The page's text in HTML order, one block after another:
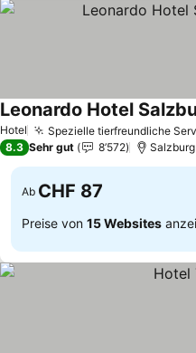
Hotel Spezielle tierfreundliche
Leonardo Hotel
8.3 Sehr gut 8’572 Salzburg
Ab CHF 87
Preise von 15 Websites